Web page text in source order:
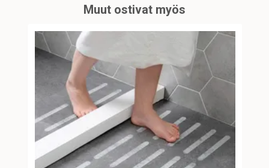
Muut ostivat myös